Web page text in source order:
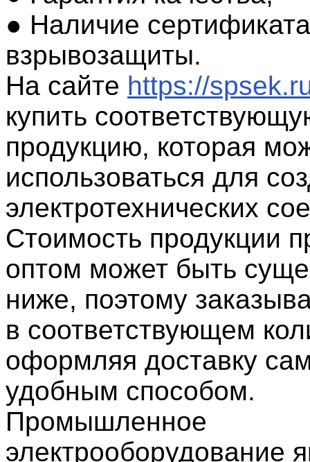
● Наличие сертификата
взрывозащиты.
На сайте https://
купить
продукцию, которая
использоваться для
электротехнических
Стоимость продукции
оптом может быть
ниже, поэтому
в соответствующем
оформляя доставку
удобным способом.
Промышленное
электрооборудование